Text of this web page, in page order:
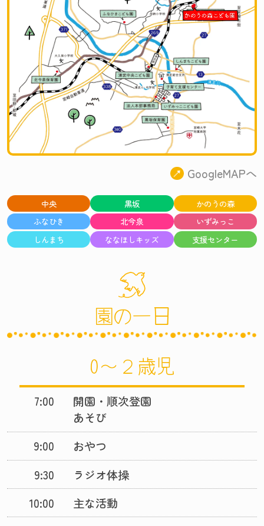
GoogleMAPへ
中央 黒坂
かのうの森
ふなひき
北今泉
いずみっこ
しんまち
ななほしキッズ 支援センター
園の一日
0〜２歳児
7:00
開園・順次登園
あそび
9:00
おやつ
9:30
ラジオ体操
10:00
主な活動